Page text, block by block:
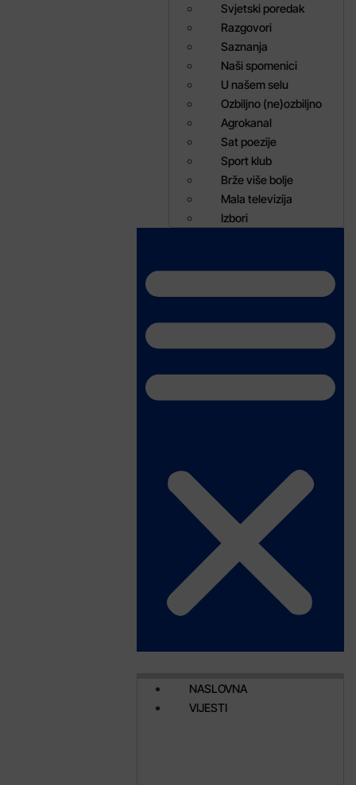
Svjetski poredak
Razgovori
Saznanja
Naši spomenici
U našem selu
Ozbiljno (ne)ozbiljno
Agrokanal
Sat poezije
Sport klub
Brže više bolje
Mala televizija
Izbori
NASLOVNA
VIJESTI